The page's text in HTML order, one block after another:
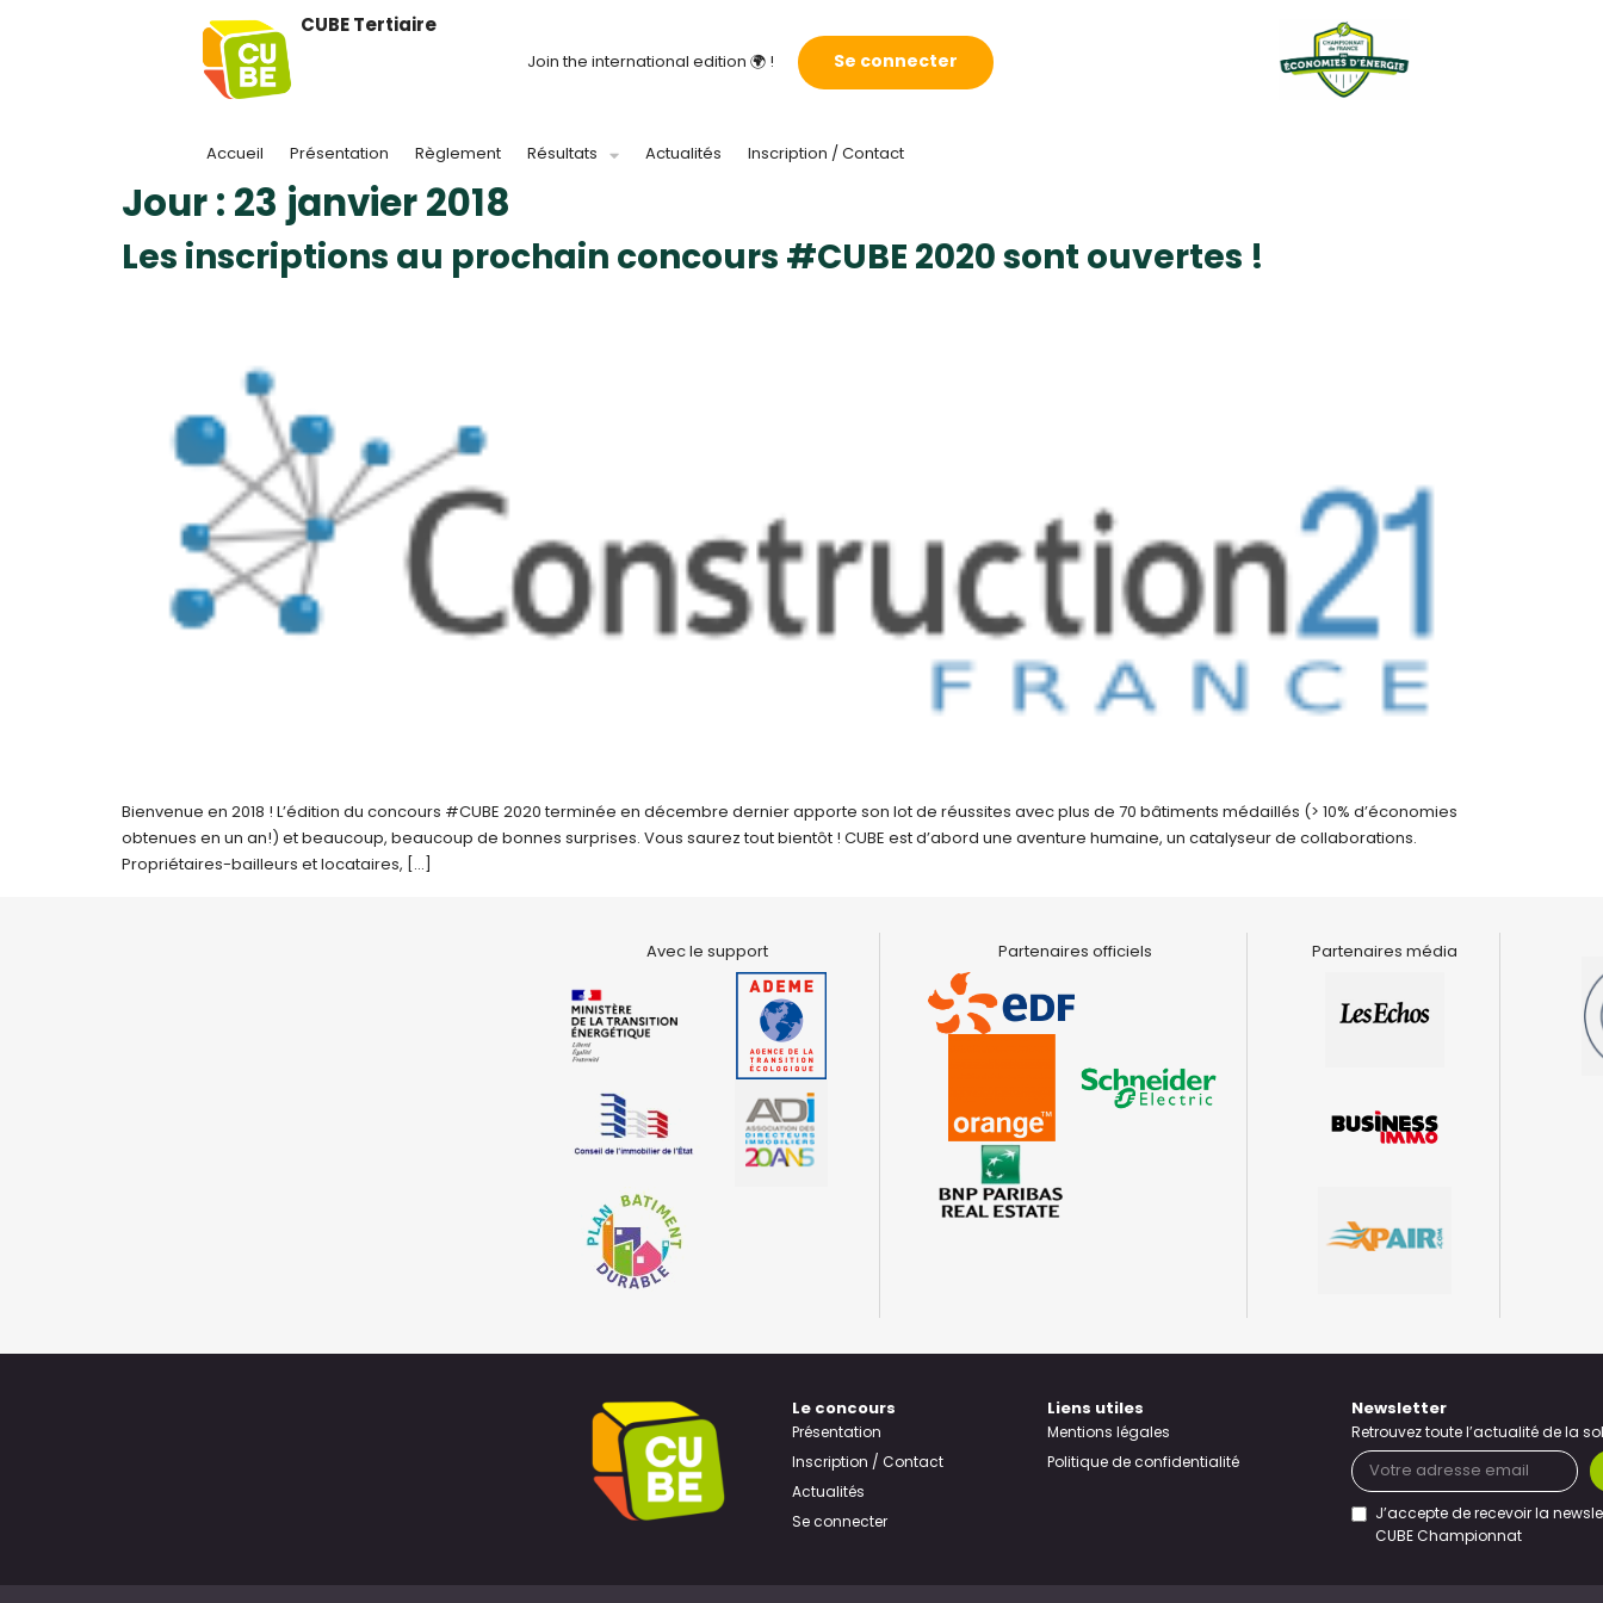
CUBE Tertiaire
Join the international edition 🌍 ! Se connecter
Accueil Présentation Règlement Résultats Actualités Inscription / Contact
Jour : 23 janvier 2018
Les inscriptions au prochain concours #CUBE 2020 sont ouvertes !
Bienvenue en 2018 ! L’édition du concours #CUBE 2020 terminée en décembre dernier apporte son lot de réussites avec plus de 70 bâtiments médaillés (> 10% d’économies
obtenues en un an!) et beaucoup, beaucoup de bonnes surprises. Vous saurez tout bientôt ! CUBE est d’abord une aventure humaine, un catalyseur de collaborations.
Propriétaires-bailleurs et locataires, […]
Avec le support Partenaires officiels Partenaires média
Le concours
Présentation
Inscription / Contact
Actualités
Se connecter
Liens utiles
Mentions légales
Politique de confidentialité
Newsletter
Retrouvez toute l’actualité de la
J’accepte de recevoir la
CUBE Championnat